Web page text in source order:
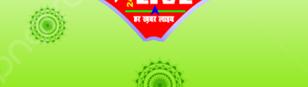
KNLS LIVE
India`s No.1 News Portal